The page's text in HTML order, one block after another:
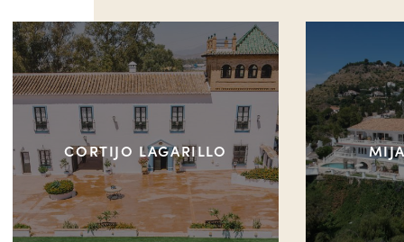
CORTIJO LAGARILLO